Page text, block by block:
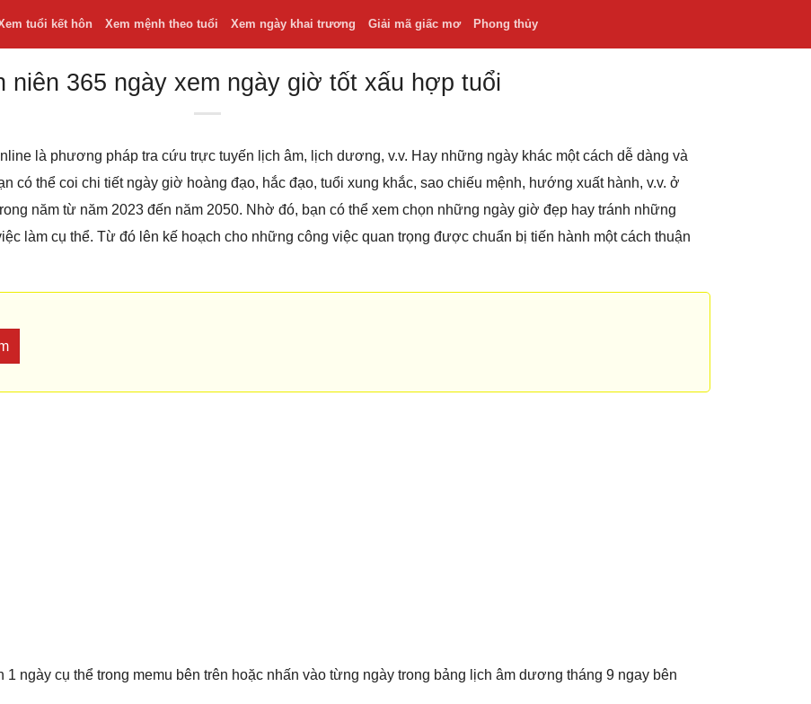
tuổi kết hôn Xem mệnh theo tuổi Xem ngày khai trương Giải mã giấc mơ Phong thủy
niên 365 ngày xem ngày giờ tốt xấu hợp tuổi
là phương pháp tra cứu trực tuyến lịch âm, lịch dương, v.v. Hay những ngày khác một cách dễ dàng và
có thể coi chi tiết ngày giờ hoàng đạo, hắc đạo, tuổi xung khắc, sao chiếu mệnh, hướng xuất hành, v.v. ở
năm từ năm 2023 đến năm 2050. Nhờ đó, bạn có thể xem chọn những ngày giờ đẹp hay tránh những
làm cụ thể. Từ đó lên kế hoạch cho những công việc quan trọng được chuẩn bị tiến hành một cách thuận
1 ngày cụ thể trong memu bên trên hoặc nhấn vào từng ngày trong bảng lịch âm dương tháng 9 ngay bên